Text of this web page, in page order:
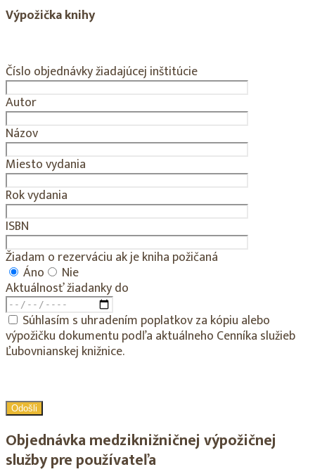
Výpožička knihy
Číslo objednávky žiadajúcej inštitúcie
Autor
Názov
Miesto vydania
Rok vydania
ISBN
Žiadam o rezerváciu ak je kniha požičaná
Áno Nie
Aktuálnosť žiadanky do
Súhlasím s uhradením poplatkov za kópiu alebo
výpožičku dokumentu podľa aktuálneho Cenníka služieb
Ľubovnianskej knižnice.
Objednávka medziknižničnej výpožičnej
služby pre používateľa